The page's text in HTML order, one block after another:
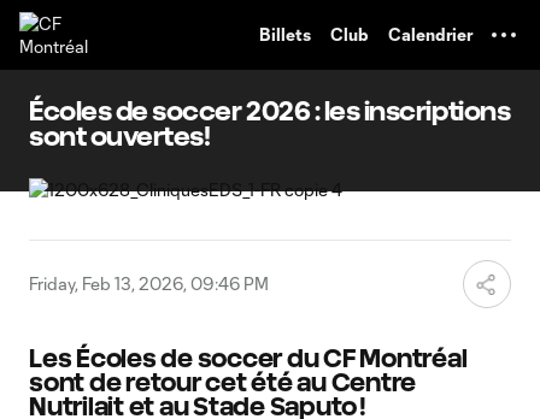
Billets Club Calendrier
Écoles de soccer 2026 : les inscriptions
sont ouvertes!
Friday, Feb 13, 2026, 09:46 PM
Les Écoles de soccer du CF Montréal
sont de retour cet été au Centre
Nutrilait et au Stade Saputo !